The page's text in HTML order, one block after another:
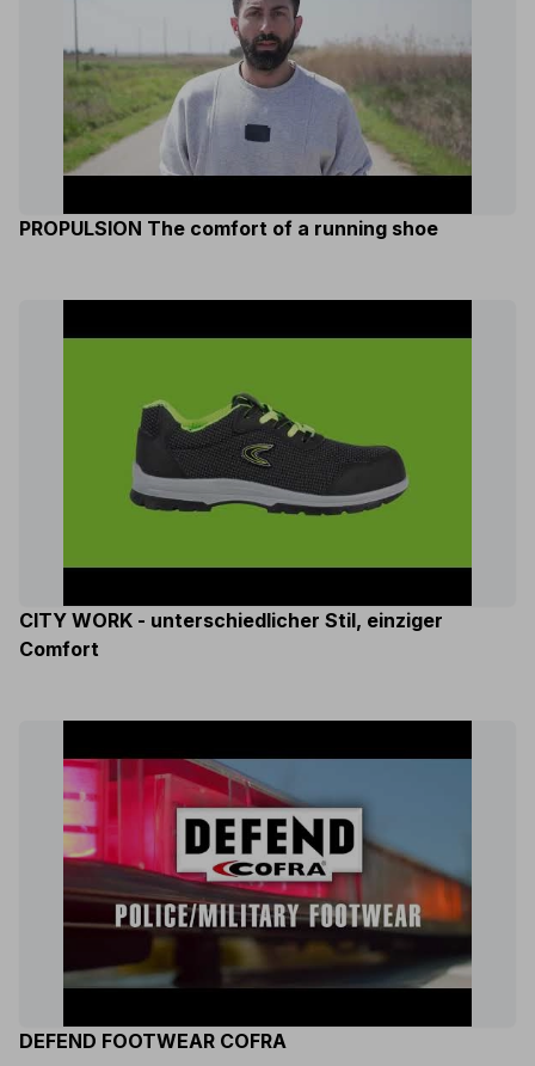
PROPULSION The comfort of a running shoe
CITY WORK - unterschiedlicher Stil, einziger
Comfort
DEFEND FOOTWEAR COFRA